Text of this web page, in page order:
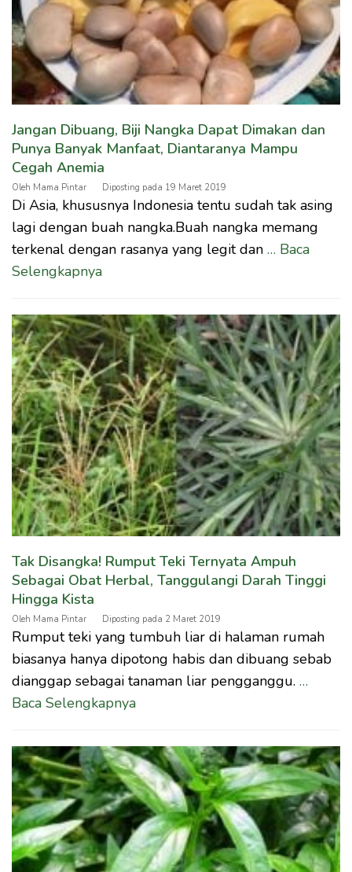
Jangan Dibuang, Biji Nangka Dapat Dimakan dan
Punya Banyak Manfaat, Diantaranya Mampu
Cegah Anemia
Oleh Mama Pintar Diposting pada 19 Maret 2019
Di Asia, khususnya Indonesia tentu sudah tak asing
lagi dengan buah nangka.Buah nangka memang
terkenal dengan rasanya yang legit dan … Baca
Selengkapnya
Tak Disangka! Rumput Teki Ternyata Ampuh
Sebagai Obat Herbal, Tanggulangi Darah Tinggi
Hingga Kista
Oleh Mama Pintar Diposting pada 2 Maret 2019
Rumput teki yang tumbuh liar di halaman rumah
biasanya hanya dipotong habis dan dibuang sebab
dianggap sebagai tanaman liar pengganggu. …
Baca Selengkapnya